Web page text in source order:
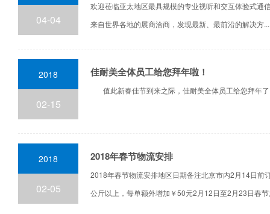
欢迎莅临亚太地区最具规模的专业视听和交互体验式
来自世界各地的展商洽商，发现最新、最前沿的解决方...
04-04
佳耐美全体员工给您拜年啦！
值此新春佳节到来之际，佳耐美全体员工给您拜年
2018
02-15
2018年春节物流安排
2018年春节物流安排地区日期备注北京市内2月14日
公斤以上，每单额外增加￥50元2月12日至2月23日春节
2018
02-05